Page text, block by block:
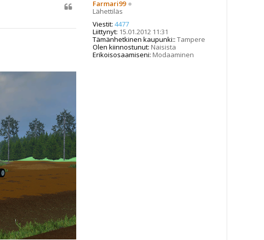
Farmari99
Lähettiläs
Viestit: 4477
Liittynyt: 15.01.2012 11:31
Tämänhetkinen kaupunki:: Tampere
Olen kiinnostunut: Naisista
Erikoisosaamiseni: Modaaminen